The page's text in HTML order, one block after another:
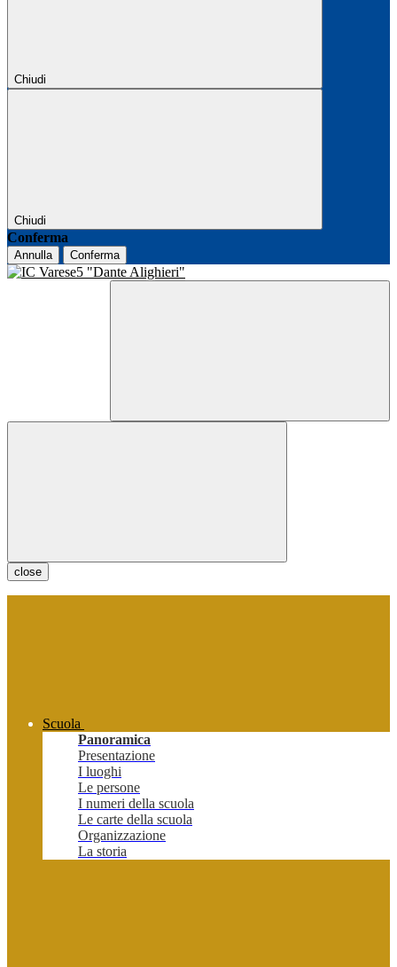
Chiudi
Chiudi
Conferma
Annulla Conferma
close
Scuola
Panoramica
Presentazione
I luoghi
Le persone
I numeri della scuola
Le carte della scuola
Organizzazione
La storia